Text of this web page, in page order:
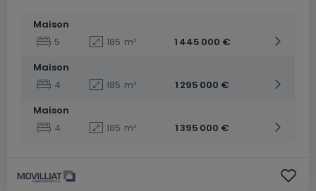
Maison
5
185 m²
1 445 000 €
Maison
4
185 m²
1 295 000 €
Maison
4
185 m² 1 395 000 €